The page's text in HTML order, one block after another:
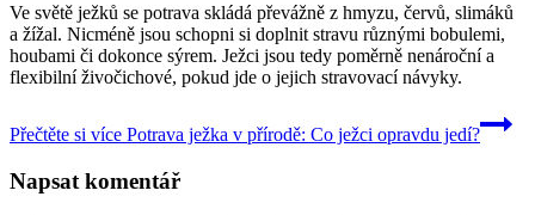
Ve světě ježků se potrava skládá převážně z hmyzu, červů, slimáků
a žížal. Nicméně jsou schopni si doplnit stravu různými bobulemi,
houbami či dokonce sýrem. Ježci jsou tedy poměrně nenároční a
flexibilní živočichové, pokud jde o jejich stravovací návyky.
Přečtěte si více Potrava ježka v přírodě: Co ježci opravdu jedí?
Napsat komentář